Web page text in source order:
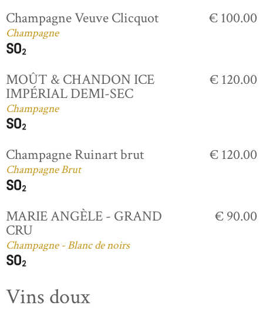
Champagne Veuve Clicquot
Champagne
€ 100.00
MOÛT & CHANDON ICE
IMPÉRIAL DEMI-SEC
Champagne
€ 120.00
Champagne Ruinart brut
Champagne Brut
€ 120.00
MARIE ANGÈLE - GRAND
CRU
Champagne - Blanc de noirs
€ 90.00
Vins doux